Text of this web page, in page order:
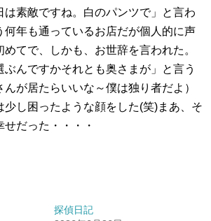
は素敵ですね。白のパンツで」と言わ
何年も通っているお店だが個人的に声
てで、しかも、お世辞を言われた。
んですかそれとも奥さまが」と言う
が居たらいいな～僕は独り者だよ）
少し困ったような顔をした(笑)まあ、そ
だった・・・・
探偵日記